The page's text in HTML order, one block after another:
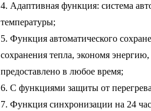
4. Адаптивная функция: система
температуры;
5. Функция автоматического
сохранения тепла, экономя
предоставлено в любое время;
6. С функциями защиты от
7. Функция синхронизации на 24